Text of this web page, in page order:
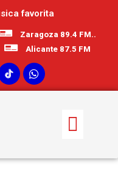
favorita
Zaragoza 89.4 FM..
Alicante 87.5 FM